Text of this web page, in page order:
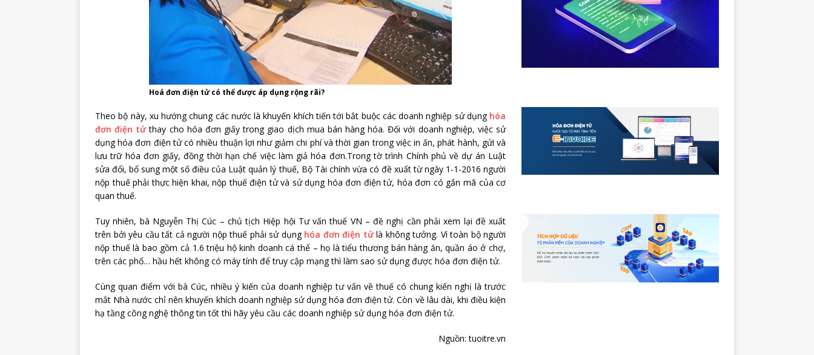
Hoá đơn điện tử có thể được áp dụng rộng rãi?
Theo bộ này, xu hướng chung các nước là khuyến khích tiến tới bắt buộc các doanh nghiệp sử dụng hóa
đơn điện tửthay cho hóa đơn giấy trong giao dịch mua bán hàng hóa. Đối với doanh nghiệp, việc sử
dụng hóa đơn điện tử có nhiều thuận lợi như giảm chi phí và thời gian trong việc in ấn, phát hành, gửi và
lưu trữ hóa đơn giấy, đồng thời hạn chế việc làm giả hóa đơn.Trong tờ trình Chính phủ về dự án Luật
sửa đổi, bổ sung một số điều của Luật quản lý thuế, Bộ Tài chính vừa có đề xuất từ ngày 1-1-2016 người
nộp thuế phải thực hiện khai, nộp thuế điện tử và sử dụng hóa đơn điện tử, hóa đơn có gắn mã của cơ
quan thuế.
Tuy nhiên, bà Nguyễn Thị Cúc – chủ tịch Hiệp hội Tư vấn thuế VN – đề nghị cần phải xem lại đề xuất
trên bởi yêu cầu tất cả người nộp thuế phải sử dụng hóa đơn điện tửlà không tưởng. Vì toàn bộ người
nộp thuế là bao gồm cả 1.6 triệu hộ kinh doanh cá thể – họ là tiểu thương bán hàng ăn, quần áo ở chợ,
trên các phố… hầu hết không có máy tính để truy cập mạng thì làm sao sử dụng được hóa đơn điện tử.
Cùng quan điểm với bà Cúc, nhiều ý kiến của doanh nghiệp tư vấn về thuế có chung kiến nghị là trước
mắt Nhà nước chỉ nên khuyến khích doanh nghiệp sử dụng hóa đơn điện tử. Còn về lâu dài, khi điều kiện
hạ tầng công nghệ thông tin tốt thì hãy yêu cầu các doanh nghiệp sử dụng hóa đơn điện tử.
Nguồn: tuoitre.vn